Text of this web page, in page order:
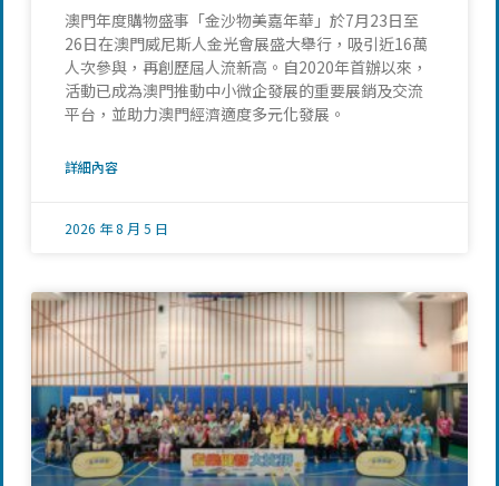
澳門年度購物盛事「金沙物美嘉年華」於7月23日至
26日在澳門威尼斯人金光會展盛大舉行，吸引近16萬
人次參與，再創歷屆人流新高。自2020年首辦以來，
活動已成為澳門推動中小微企發展的重要展銷及交流
平台，並助力澳門經濟適度多元化發展。
詳細內容
2026 年 8 月 5 日